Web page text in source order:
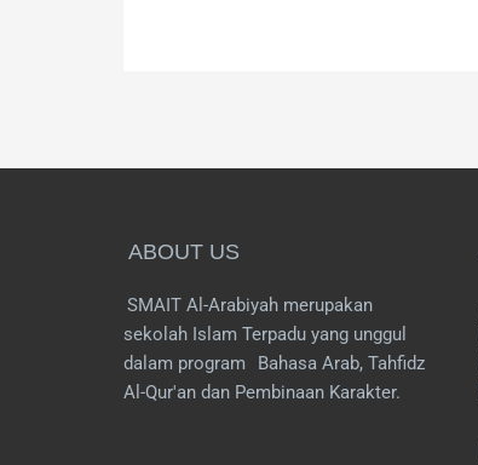
ABOUT US
SMAIT Al-Arabiyah merupakan
sekolah Islam Terpadu yang unggul
dalam program
Bahasa Arab, Tahfidz
Al-Qur'an dan Pembinaan Karakter.